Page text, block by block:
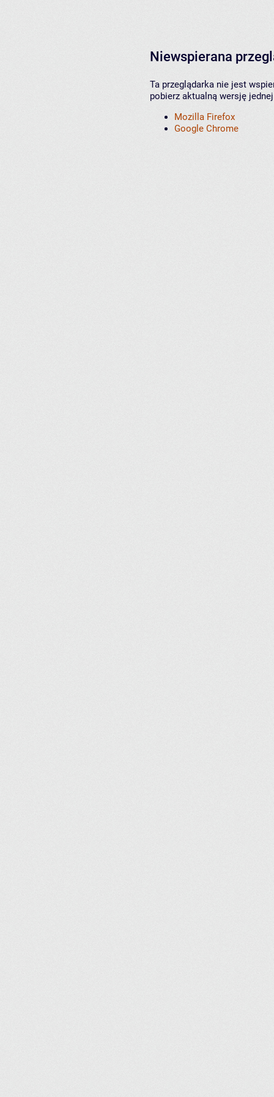
Niewspierana
Ta przeglądarka nie jest
pobierz aktualną wersję
Mozilla Firefox
Google Chrome